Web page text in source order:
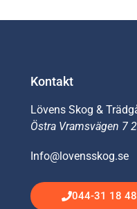
Kontakt
Lövens Skog &
Östra Vramsvägen 7
Info@lovensskog.se
044-31 18 48